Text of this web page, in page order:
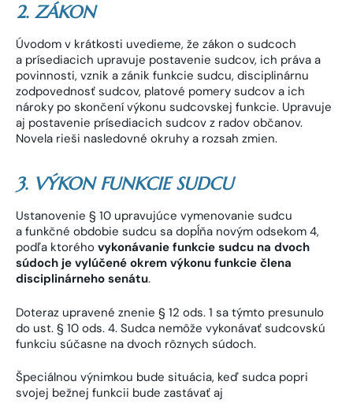
2. ZÁKON
Úvodom v krátkosti uvedieme, že zákon o sudcoch
a prísediacich upravuje postavenie sudcov, ich práva a
povinnosti, vznik a zánik funkcie sudcu, disciplinárnu
zodpovednosť sudcov, platové pomery sudcov a ich
nároky po skončení výkonu sudcovskej funkcie. Upravuje
aj postavenie prísediacich sudcov z radov občanov.
Novela rieši nasledovné okruhy a rozsah zmien.
3. VÝKON FUNKCIE SUDCU
Ustanovenie § 10 upravujúce vymenovanie sudcu
a funkčné obdobie sudcu sa dopĺňa novým odsekom 4,
podľa ktorého vykonávanie funkcie sudcu na dvoch
súdoch je vylúčené okrem výkonu funkcie člena
disciplinárneho senátu.
Doteraz upravené znenie § 12 ods. 1 sa týmto presunulo
do ust. § 10 ods. 4. Sudca nemôže vykonávať sudcovskú
funkciu súčasne na dvoch rôznych súdoch.
Špeciálnou výnimkou bude situácia, keď sudca popri
svojej bežnej funkcii bude zastávať aj